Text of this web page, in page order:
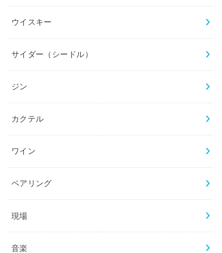
ウイスキー
サイダー（シードル）
ジン
カクテル
ワイン
ペアリング
現場
音楽